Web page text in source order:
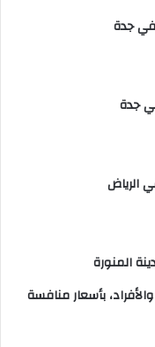
في جدة
جدة
الرياض
المنورة
بأسعار منافسة